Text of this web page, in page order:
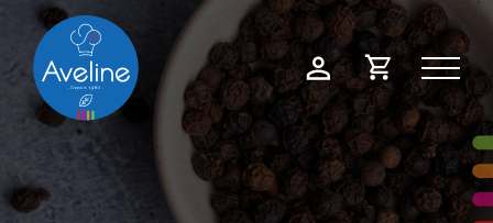
Mon
compte
Demande
de
devis
Panneau de gestion des cookies